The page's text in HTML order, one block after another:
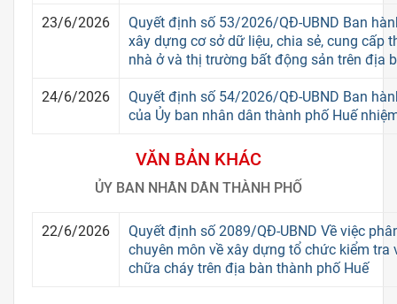
23/6/2026
Quyết định số 53/2026/QĐ-UBND Ban
xây dựng cơ sở dữ liệu, chia sẻ, cung cấp
nhà ở và thị trường bất động sản trên địa
24/6/2026
Quyết định số 54/2026/QĐ-UBND Ban
của Ủy ban nhân dân thành phố Huế
VĂN BẢN KHÁC
ỦY BAN NHÂN DÂN THÀNH PHỐ
22/6/2026
Quyết định số 2089/QĐ-UBND Về việc
chuyên môn về xây dựng tổ chức kiểm tra
chữa cháy trên địa bàn thành phố Huế